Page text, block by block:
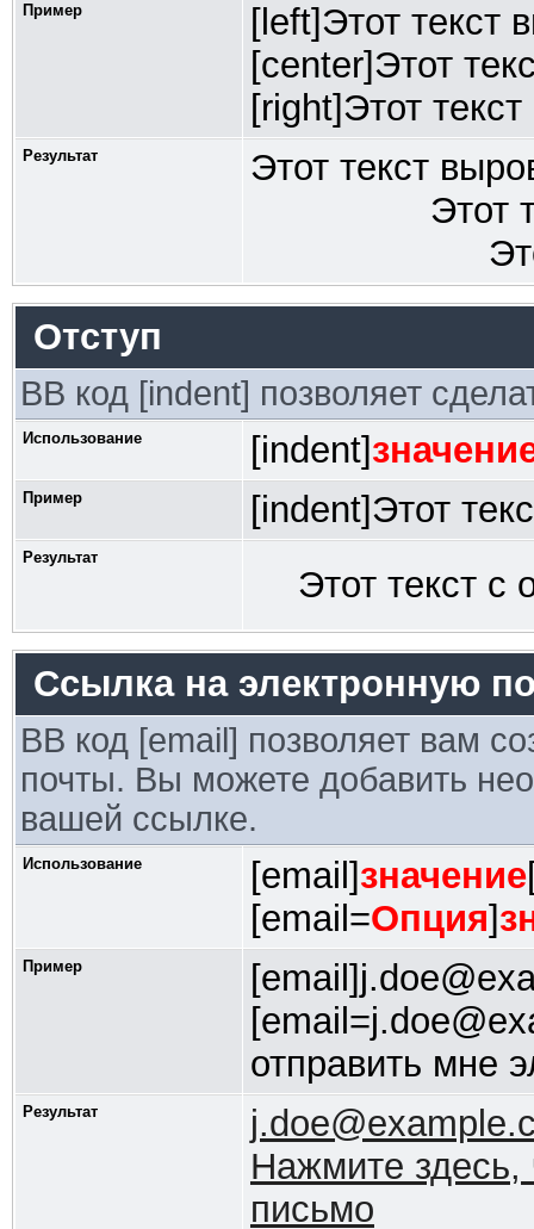
Пример
[left]Этот текст
[center]Этот
[right]Этот
Результат
Этот текст
Этот
Отступ
BB код [indent] позволяет
Использование [indent]
Пример [indent]Этот
Результат
Этот текст с
Ссылка на электронную
BB код [email] позволяет вам
почты. Вы можете добавить
вашей ссылке.
Использование [email]значение
[email=Опция]
Пример
отправить мне
Результат
Нажмите здесь,
письмо